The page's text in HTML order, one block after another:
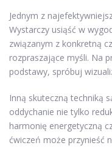
Jednym z
Wystarczy usiąść w
związanym z konkretną
rozpraszające myśli. Na
podstawy, spróbuj
Inną skuteczną techniką
oddychanie nie tylko
harmonię energetyczną
ćwiczeń może przynieść